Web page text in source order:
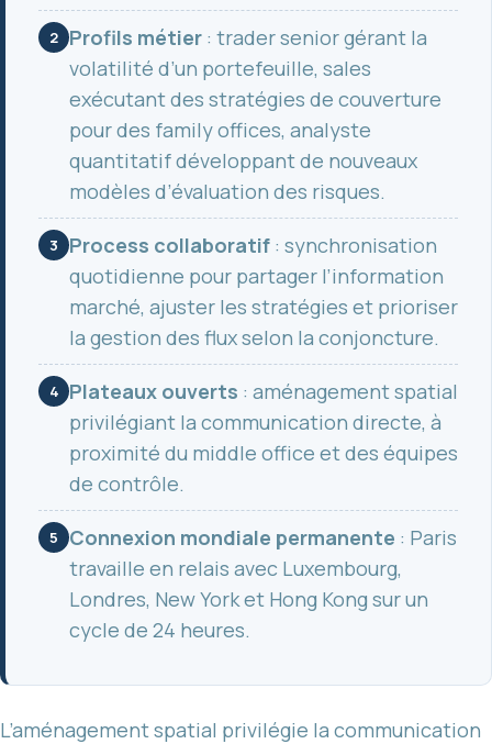
2 Profils métier : trader senior gérant la
volatilité d’un portefeuille, sales
exécutant des stratégies de couverture
pour des family offices, analyste
quantitatif développant de nouveaux
modèles d’évaluation des risques.
3 Process collaboratif : synchronisation
quotidienne pour partager l’information
marché, ajuster les stratégies et prioriser
la gestion des flux selon la conjoncture.
4 Plateaux ouverts : aménagement spatial
privilégiant la communication directe, à
proximité du middle office et des équipes
de contrôle.
5 Connexion mondiale permanente : Paris
travaille en relais avec Luxembourg,
Londres, New York et Hong Kong sur un
cycle de 24 heures.
L’aménagement spatial privilégie la communication